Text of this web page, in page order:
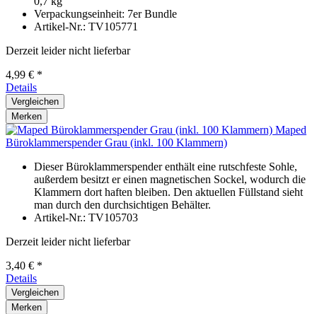
Verpackungseinheit: 7er Bundle
Artikel-Nr.: TV105771
Derzeit leider nicht lieferbar
4,99 € *
Details
Vergleichen
Merken
Maped
Büroklammerspender Grau (inkl. 100 Klammern)
Dieser Büroklammerspender enthält eine rutschfeste Sohle,
außerdem besitzt er einen magnetischen Sockel, wodurch die
Klammern dort haften bleiben. Den aktuellen Füllstand sieht
man durch den durchsichtigen Behälter.
Artikel-Nr.: TV105703
Derzeit leider nicht lieferbar
3,40 € *
Details
Vergleichen
Merken